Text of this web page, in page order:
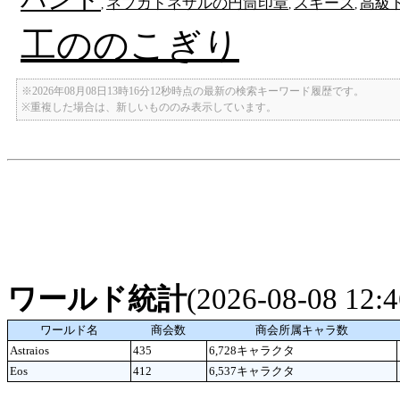
工ののこぎり
※2026年08月08日13時16分12秒時点の最新の検索キーワード履歴です。
※重複した場合は、新しいもののみ表示しています。
ワールド統計(2026-08-08
ワールド名 商会数
商会所属キャラ数
Astraios
435 6,728キャラクタ
Eos
412 6,537キャラクタ